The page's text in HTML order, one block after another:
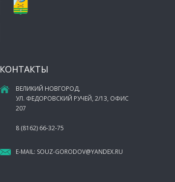
КОНТАКТЫ
ВЕЛИКИЙ НОВГОРОД,
УЛ. ФЕДОРОВСКИЙ РУЧЕЙ, 2/13, ОФИС
207
8 (8162) 66-32-75
E-MAIL: SOUZ-GORODOV@YANDEX.RU